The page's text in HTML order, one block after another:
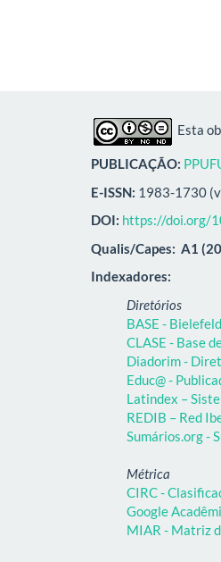
Esta
PUBLICAÇÃO:
E-ISSN: 1983-1730
DOI: https://doi.org/
Qualis/Capes: A1
Indexadores:
Diretórios
BASE -
CLASE - Base
Diadorim -
Educ@ -
Latindex –
REDIB – Red
Sumários.org -
Métrica
CIRC -
Google
MIAR - Matriz